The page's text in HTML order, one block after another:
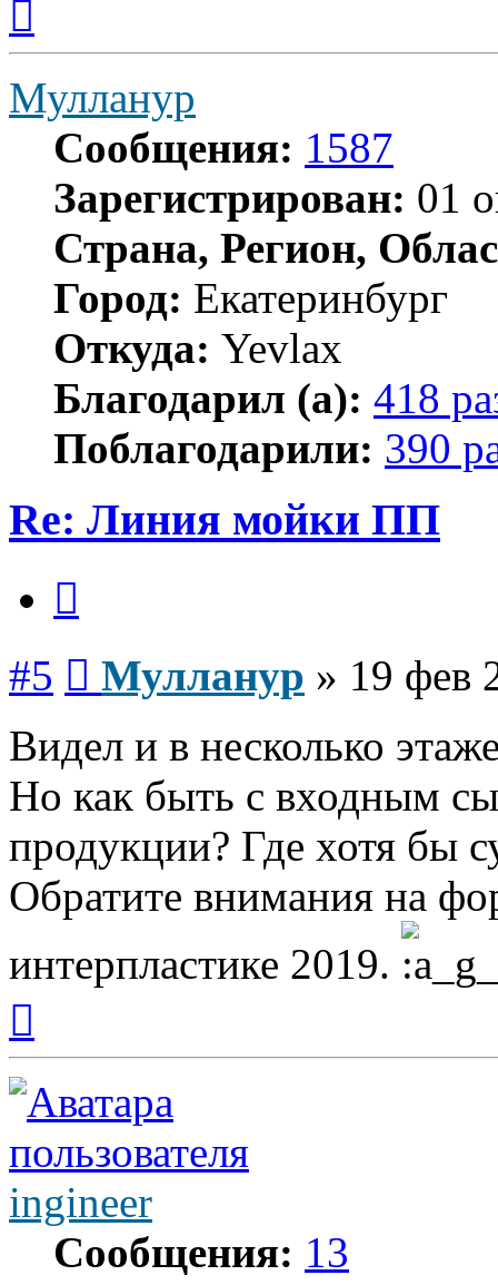
началу
Мулланур
Сообщения: 1587
Зарегистрирован: 01
Страна, Регион,
Город: Екатеринбург
Откуда: Yevlax
Благодарил (а): 418
Поблагодарили: 390
Re: Линия мойки ПП
#5 Мулланур » 19 фев
Видел и в несколько
Но как быть с входным
продукции? Где хотя бы
Обратите внимания на
интерпластике 2019.
началу
ingineer
Сообщения: 13